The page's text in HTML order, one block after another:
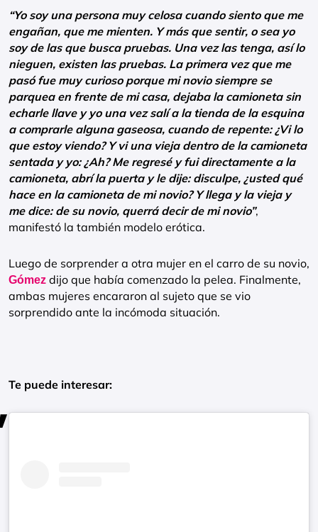
“Yo soy una persona muy celosa cuando siento que me
engañan, que me mienten. Y más que sentir, o sea yo
soy de las que busca pruebas. Una vez las tenga, así lo
nieguen, existen las pruebas. La primera vez que me
pasó fue muy curioso porque mi novio siempre se
parquea en frente de mi casa, dejaba la camioneta sin
echarle llave y yo una vez salí a la tienda de la esquina
a comprarle alguna gaseosa, cuando de repente: ¿Vi lo
que estoy viendo? Y vi una vieja dentro de la camioneta
sentada y yo: ¿Ah? Me regresé y fui directamente a la
camioneta, abrí la puerta y le dije: disculpe, ¿usted qué
hace en la camioneta de mi novio? Y llega y la vieja y
me dice: de su novio, querrá decir de mi novio”,
manifestó la también modelo erótica.
Luego de sorprender a otra mujer en el carro de su novio,
Gómez dijo que había comenzado la pelea. Finalmente,
ambas mujeres encararon al sujeto que se vio
sorprendido ante la incómoda situación.
Te puede interesar: